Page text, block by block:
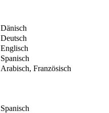
Dänisch
Deutsch
Englisch
Spanisch
Arabisch, Französisch
Spanisch